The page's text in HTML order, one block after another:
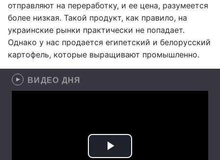
отправляют на переработку, и ее цена, разумеется
более низкая. Такой продукт, как правило, на
украинские рынки практически не попадает.
Однако у нас продается египетский и белорусский
картофель, которые выращивают промышленно.
ВИДЕО ДНЯ